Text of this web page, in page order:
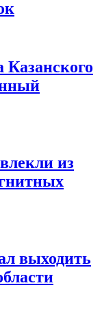
из
выходить